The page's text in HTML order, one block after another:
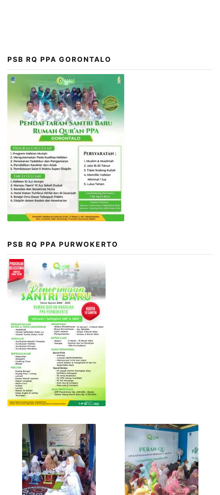
PSB RQ PPA GORONTALO
PSB RQ PPA PURWOKERTO